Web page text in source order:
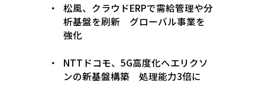
松風、クラウドERPで需給管理や分
析基盤を刷新 グローバル事業を
強化
NTTドコモ、5G高度化へエリクソ
ンの新基盤構築 処理能力3倍に